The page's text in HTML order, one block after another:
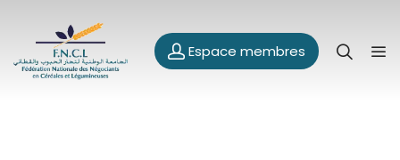
Espace membres